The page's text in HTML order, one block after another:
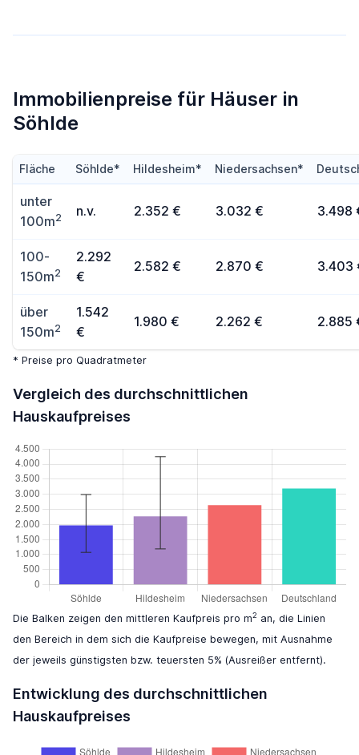
Immobilienpreise für Häuser in
Söhlde
Fläche Söhlde* Hildesheim* Niedersachsen*
unter
100m2 n.v. 2.352 € 3.032 € 3.498
100-
150m2
2.292
€
2.582 € 2.870 € 3.403
über
150m2
1.542
€
1.980 € 2.262 € 2.885
* Preise pro Quadratmeter
Vergleich des durchschnittlichen
Hauskaufpreises
Die Balken zeigen den mittleren Kaufpreis pro m2 an, die Linien
den Bereich in dem sich die Kaufpreise bewegen, mit Ausnahme
der jeweils günstigsten bzw. teuersten 5% (Ausreißer entfernt).
Entwicklung des durchschnittlichen
Hauskaufpreises